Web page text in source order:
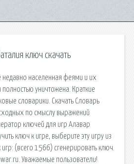
ключ скачать
недавно населенная феями и их
полностью уничтожена. Краткие
словарики. Скачать Словарь
по смыслу выражений
ключей для игр Алавар
ключ к игре, выберите эту игру из
(всего 1566) сгенерировать ключ.
Уважаемые пользователи!